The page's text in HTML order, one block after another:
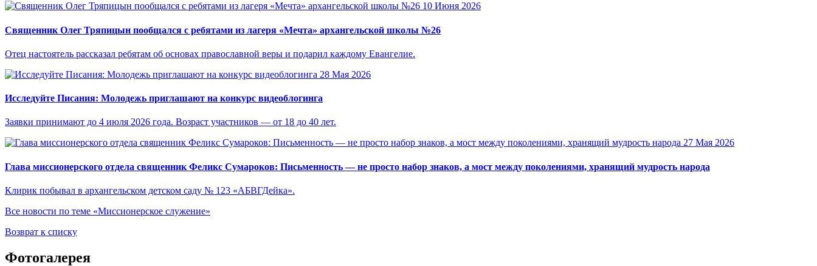
10 Июня 2026
Священник Олег Тряпицын пообщался с ребятами из лагеря «Мечта» архангельской школы №26
Отец настоятель рассказал ребятам об основах православной веры и подарил каждому Евангелие.
28 Мая 2026
Исследуйте Писания: Молодежь приглашают на конкурс видеоблогинга
Заявки принимают до 4 июля 2026 года. Возраст участников — от 18 до 40 лет.
27 Мая 2026
Глава миссионерского отдела священник Феликс Сумароков: Письменность — не просто набор знаков, а мост между поколениями, хранящий мудрость народа
Клирик побывал в архангельском детском саду № 123 «АБВГДейка».
Все новости по теме «Миссионерское служение»
Возврат к списку
Фотогалерея